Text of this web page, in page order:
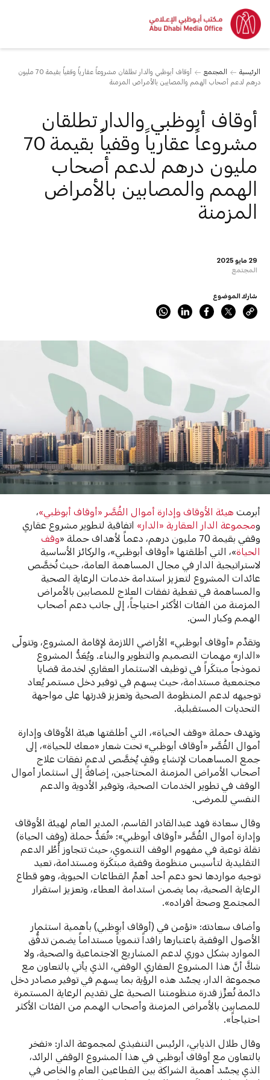
الرئيسية المجتمع
أوقاف أبوظبي والدار تطلقان مشروعاً عقارياً وقفياً بقيمة 70 مليون
درهم لدعم أصحاب الهمم والمصابين بالأمراض المزمنة
29 مايو 2025
المجتمع
أوقاف أبوظبي والدار تطلقان
مشروعاً عقارياً وقفياً بقيمة 70
مليون درهم لدعم أصحاب
الهمم والمصابين بالأمراض
المزمنة
شارك الموضوع
أبرمتهيئة الأوقاف وإدارة أموال القُصَّر «أوقاف أبوظبي»،
ومجموعة الدار العقارية «الدار»اتفاقية لتطوير مشروع عقاري
وقفي بقيمة 70 مليون درهم، دعماً لأهداف حملة «
وقف
الحياة»، التي أطلقتها «أوقاف أبوظبي»، والركائز الأساسية
لاستراتيجية الدار في مجال المساهمة العامة، حيث تُخصَّص
عائدات المشروع لتعزيز استدامة خدمات الرعاية الصحية
والمساهمة في تغطية نفقات العلاج للمصابين بالأمراض
المزمنة من الفئات الأكثر احتياجاً، إلى جانب دعم أصحاب
الهمم وكبار السن.
وتقدِّم «أوقاف أبوظبي» الأراضي اللازمة لإقامة المشروع، وتتولّى
«الدار» مهمات التصميم والتطوير والبناء. ويُعَدُّ المشروع
نموذجاً مبتكَراً في توظيف الاستثمار العقاري لخدمة قضايا
مجتمعية مستدامة، حيث يسهم في توفير دخل مستمر يُعاد
توجيهه لدعم المنظومة الصحية وتعزيز قدرتها على مواجهة
التحديات المستقبلية.
وتهدف حملة «وقف الحياة»، التي أطلقتها هيئة الأوقاف وإدارة
أموال القُصَّر «أوقاف أبوظبي» تحت شعار «معك للحياة»، إلى
جمع المساهمات لإنشاءِ وقفٍ يُخصَّص لدعم نفقات علاج
أصحاب الأمراض المزمنة المحتاجين، إضافةً إلى استثمار أموال
الوقف في تطوير الخدمات الصحية، وتوفير الأدوية والدعم
النفسي للمرضى.
وقال سعادة فهد عبدالقادر القاسم، المدير العام لهيئة الأوقاف
وإدارة أموال القُصَّر «أوقاف أبوظبي»: «تُعَدُّ حملة (وقف الحياة)
نقلة نوعية في مفهوم الوقف التنموي، حيث تتجاوز أُطُر الدعم
التقليدية لتأسيس منظومة وقفية مبتكَرة ومستدامة، تعيد
توجيه مواردها نحو دعم أحد أهمِّ القطاعات الحيوية، وهو قطاع
الرعاية الصحية، بما يضمن استدامة العطاء، وتعزيز استقرار
المجتمع وصحة أفراده».
وأضاف سعادته: «نؤمن في (أوقاف أبوظبي) بأهمية استثمار
الأصول الوقفية باعتبارها رافداً تنموياً مستداماً يضمن تدفُّق
الموارد بشكل دوري لدعم المشاريع الاجتماعية والصحية، ولا
شكَّ أنَّ هذا المشروع العقاري الوقفي، الذي يأتي بالتعاون مع
مجموعة الدار، يجسِّد هذه الرؤية بما يسهم في توفير مصادر دخل
دائمة تُعزِّز قدرة منظومتنا الصحية على تقديم الرعاية المستمرة
للمصابين بالأمراض المزمنة وأصحاب الهمم من الفئات الأكثر
احتياجاً».
وقال طلال الذيابي، الرئيس التنفيذي لمجموعة الدار: «نفخر
بالتعاون مع أوقاف أبوظبي في هذا المشروع الوقفي الرائد،
الذي يجسِّد أهمية الشراكة بين القطاعين العام والخاص في